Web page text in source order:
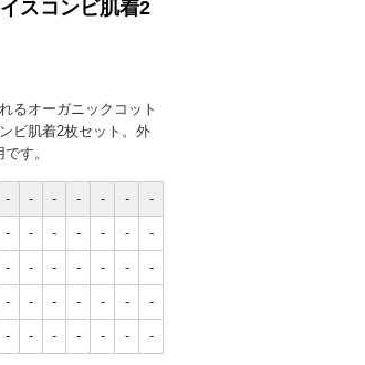
スコンビ肌着2
るオーガニックコット
ビ肌着2枚セット。外
す。
- - - - - - -
- - - - - - -
- - - - - - -
- - - - - - -
- - - - - - -